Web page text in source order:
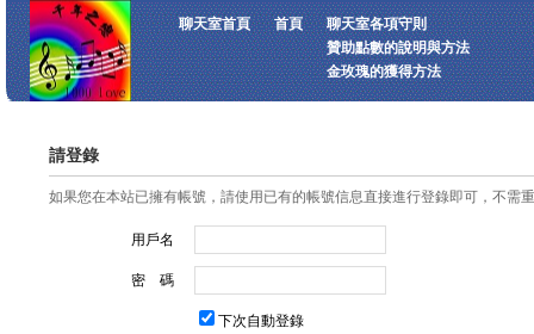
聊天室首頁 首頁
聊天室各項守則
贊助點數的說明與方法
金玫瑰的獲得方法
請登錄
如果您在本站已擁有帳號，請使用已有的帳號信息直接進行登錄即可，不需
用戶名
密 碼
下次自動登錄